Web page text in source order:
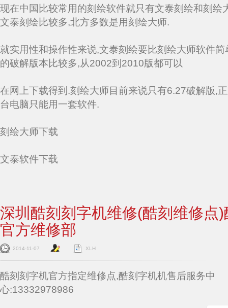
现在中国比较常用的刻绘软件就只有文泰刻绘和刻绘
文泰刻绘比较多,北方多数是用刻绘大师.
就实用性和操作性来说,文泰刻绘要比刻绘大师软件
的破解版本比较多,从2002到2010版都可以
在网上下载得到.刻绘大师目前来说只有6.27破解版,
台电脑只能用一套软件.
刻绘大师下载
文泰软件下载
深圳酷刻刻字机维修(酷刻维修点)
官方维修部
2014-11-07 XLH
酷刻刻字机官方指定维修点,酷刻字机机售后服务中
心:13332978986